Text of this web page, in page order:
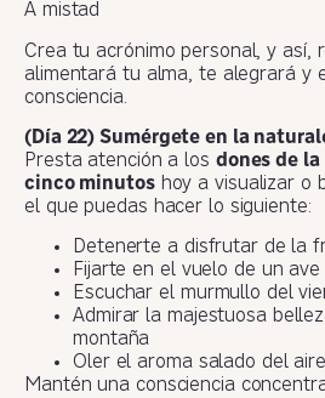
A mistad
Crea tu acrónimo personal, y así,
alimentará tu alma, te alegrará y
consciencia.
(Día 22) Sumérgete en la
Presta atención a los dones de
cinco minutoshoy a visualizar o
el que puedas hacer lo siguiente:
Detenerte a disfrutar de la
Fijarte en el vuelo de un ave
Escuchar el murmullo del
Admirar la majestuosa
montaña
Oler el aroma salado del
Mantén una consciencia